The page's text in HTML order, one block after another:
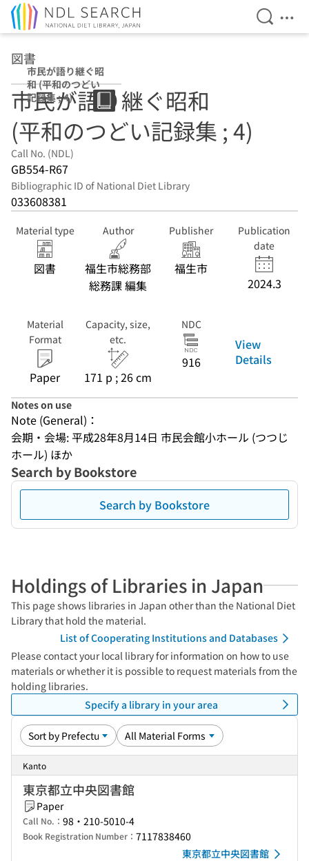
Open
図書
市民が語り継ぐ昭
和 (平和のつどい
記録集 ; 4)
市民が語り継ぐ昭和
(平和のつどい記録集 ; 4)
Call No. (NDL)
GB554-R67
Bibliographic ID of National Diet Library
033608381
Material type
図書
Author
福生市総務部
総務課 編集
Publisher
福生市
Publication
date
2024.3
Material
Format
Paper
Capacity, size,
etc.
171 p ; 26 cm
NDC
916
View
Details
Notes on use
Note (General)：
会期・会場: 平成28年8月14日 市民会館小ホール (つつじ
ホール) ほか
Search by Bookstore
Search by Bookstore
Holdings of Libraries in Japan
This page shows libraries in Japan other than the National Diet
Library that hold the material.
List of Cooperating Institutions and Databases
Please contact your local library for information on how to use
materials or whether it is possible to request materials from the
holding libraries.
Specify a library in your area
Kanto
東京都立中央図書館
Paper
Call No.： 98・210-5010-4
Book Registration Number： 7117838460
東京都立中央図書館